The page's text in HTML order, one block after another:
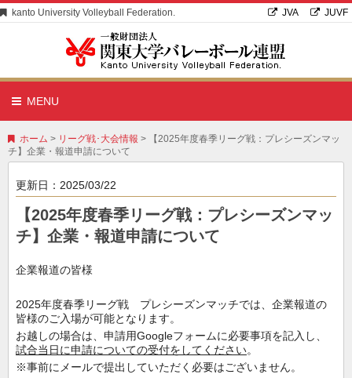
kanto University Volleyball Federation. JVA JUVF
MENU
ホーム > リーグ戦･大会情報 > 【2025年度春季リーグ戦：プレシーズンマッ
チ】企業・報道申請について
更新日： 2025/03/22
【2025年度春季リーグ戦：プレシーズンマッ
チ】企業・報道申請について
企業報道の皆様
2025年度春季リーグ戦 プレシーズンマッチでは、企業報道の
皆様のご入場が可能となります。
お越しの場合は、申請用Googleフォームに必要事項を記入し、
試合当日に申請についての受付をしてください。
※事前にメールで提出していただく必要はございません。